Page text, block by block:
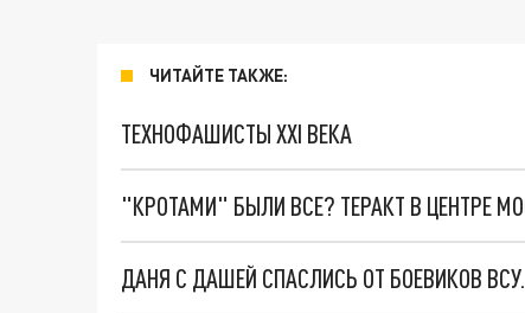
ЧИТАЙТЕ ТАКЖЕ:
ТЕХНОФАШИСТЫ XXI ВЕКА
"КРОТАМИ" БЫЛИ ВСЕ? ТЕРАКТ В ЦЕНТРЕ
ДАНЯ С ДАШЕЙ СПАСЛИСЬ ОТ БОЕВИКОВ